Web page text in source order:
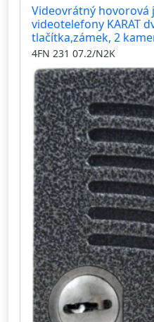
Videovrátný
videotelefony KARAT
tlačítka,zámek, 2
4FN 231 07.2/N2K